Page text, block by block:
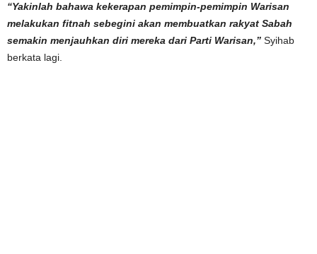
“Yakinlah bahawa kekerapan pemimpin-pemimpin Warisan
melakukan fitnah sebegini akan membuatkan rakyat Sabah
semakin menjauhkan diri mereka dari Parti Warisan,” Syihab
berkata lagi.